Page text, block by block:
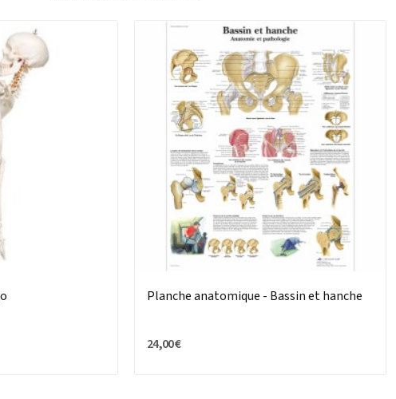
Planche anatomique - Bassin et hanche
24,00 €